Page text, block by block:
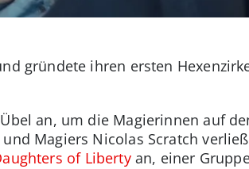
gründete ihren ersten
an, um die Magierinnen auf
Magiers Nicolas Scratch
of Libertyan, einer